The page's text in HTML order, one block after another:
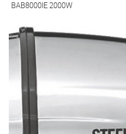
BAB8000IE 2000W